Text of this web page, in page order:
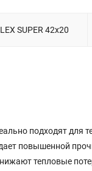
SUPER 42х20
подходят для
повышенной
тепловые